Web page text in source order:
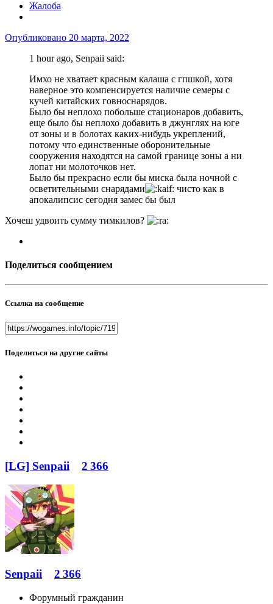
Жалоба
Опубликовано 20 марта, 2022
1 hour ago, Senpaii said:
Имхо не хватает красным калаша с гпшкой, хотя
наверное это компенсируется наличие семеры с
кучей китайских говноснарядов.
Было бы неплохо побольше стационаров добавить,
еще было бы неплохо добавить в джунглях на юге
от зоны и в болотах каких-нибудь укреплений,
потому что единственные оборонительные
сооружения находятся на самой границе зоны а ни
лопат ни молоточков нет.
Было бы прекрасно если бы миска была ночной с
осветительными снарядами
чисто как в
апокалипсис сегодня замес бы был
Хочеш удвоить сумму тимкилов?
Поделиться сообщением
Ссылка на сообщение
Поделиться на другие сайты
[LG] Senpaii 2 366
Senpaii 2 366
Форумный гражданин